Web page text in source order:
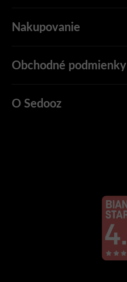
Nakupovanie
Obchodné podmienky
O Sedooz